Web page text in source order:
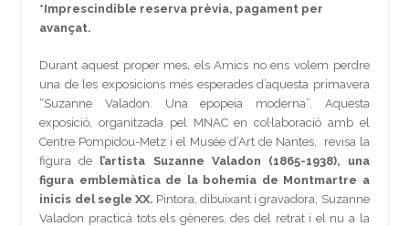
*Imprescindible reserva prèvia, pagament per
avançat.
Durant aquest proper mes, els Amics no ens volem perdre
una de les exposicions més esperades d’aquesta primavera
“Suzanne Valadon. Una epopeia moderna”. Aquesta
exposició, organitzada pel MNAC en col·laboració amb el
Centre Pompidou-Metz i el Musée d’Art de Nantes, revisa la
figura de l’artista Suzanne Valadon (1865-1938), una
figura emblemàtica de la bohemia de Montmartre a
inicis del segle XX. Pintora, dibuixant i gravadora, Suzanne
Valadon practicà tots els gèneres, des del retrat i el nu a la